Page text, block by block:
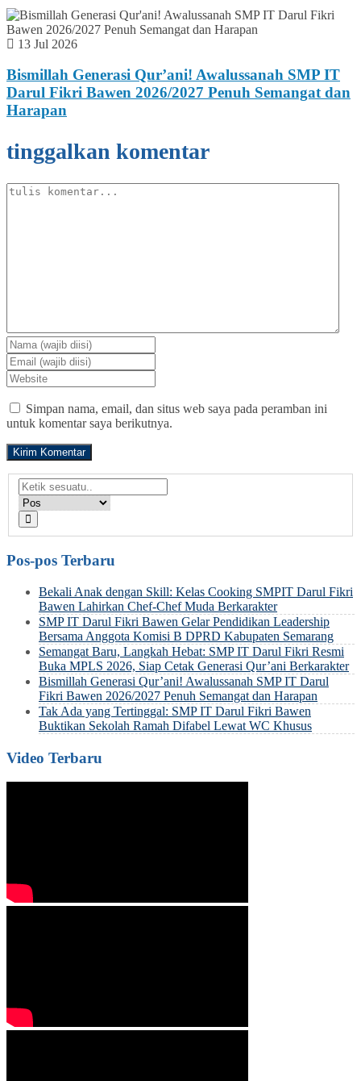
13 Jul 2026
Bismillah Generasi Qur’ani! Awalussanah SMP IT
Darul Fikri Bawen 2026/2027 Penuh Semangat dan
Harapan
tinggalkan komentar
Simpan nama, email, dan situs web saya pada peramban ini
untuk komentar saya berikutnya.
Pos-pos Terbaru
Bekali Anak dengan Skill: Kelas Cooking SMPIT Darul Fikri
Bawen Lahirkan Chef-Chef Muda Berkarakter
SMP IT Darul Fikri Bawen Gelar Pendidikan Leadership
Bersama Anggota Komisi B DPRD Kabupaten Semarang
Semangat Baru, Langkah Hebat: SMP IT Darul Fikri Resmi
Buka MPLS 2026, Siap Cetak Generasi Qur’ani Berkarakter
Bismillah Generasi Qur’ani! Awalussanah SMP IT Darul
Fikri Bawen 2026/2027 Penuh Semangat dan Harapan
Tak Ada yang Tertinggal: SMP IT Darul Fikri Bawen
Buktikan Sekolah Ramah Difabel Lewat WC Khusus
Video Terbaru